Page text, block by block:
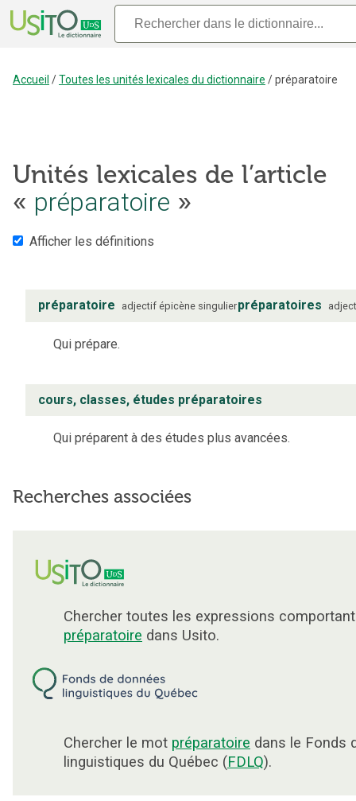
Accueil /Toutes les unités lexicales du dictionnaire /préparatoire
Unités lexicales de l’article
« préparatoire »
Afficher les définitions
préparatoire adjectif épicène singulierpréparatoires
Qui prépare.
cours, classes, études préparatoires
Qui préparent à des études plus avancées.
Recherches associées
Chercher toutes les expressions
préparatoire dans Usito.
Chercher le mot préparatoire dans le Fonds
linguistiques du Québec (FDLQ).